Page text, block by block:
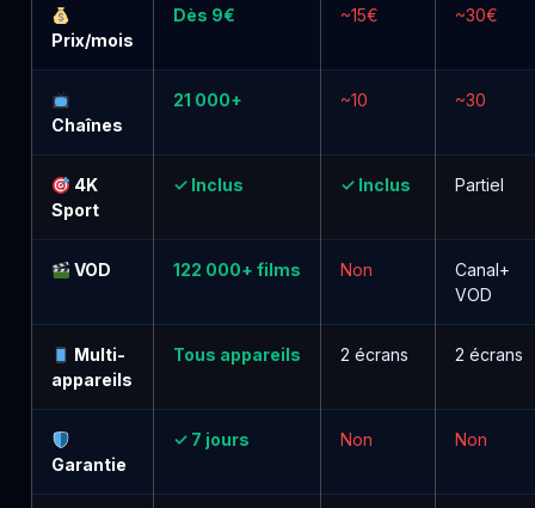
Prix/mois
Dès 9€ ~15€ ~30€
Chaînes
21 000+ ~10 ~30
4K
Sport
✓ Inclus ✓ Inclus Partiel
VOD 122 000+ films Non
Canal+
VOD
Multi-
appareils
Tous appareils 2 écrans 2 écrans
Garantie
✓ 7 jours Non Non